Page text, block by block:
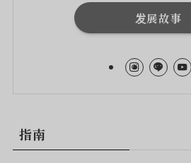
发展故事
指南